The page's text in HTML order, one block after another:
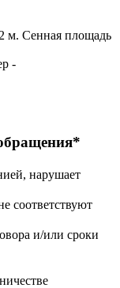
м. Сенная площадь
-
нарушает
соответствуют
и/или сроки